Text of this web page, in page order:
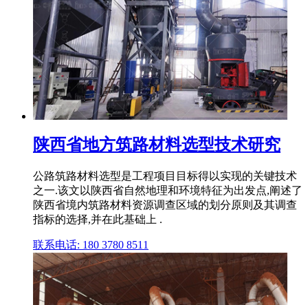
陕西省地方筑路材料选型技术研究
公路筑路材料选型是工程项目目标得以实现的关键技术
之一.该文以陕西省自然地理和环境特征为出发点,阐述了
陕西省境内筑路材料资源调查区域的划分原则及其调查
指标的选择,并在此基础上 .
联系电话: 180 3780 8511